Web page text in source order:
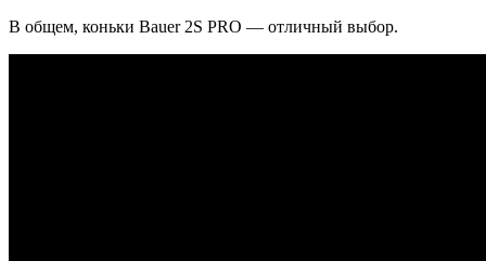
В общем, коньки Bauer 2S PRO — отличный выбор.